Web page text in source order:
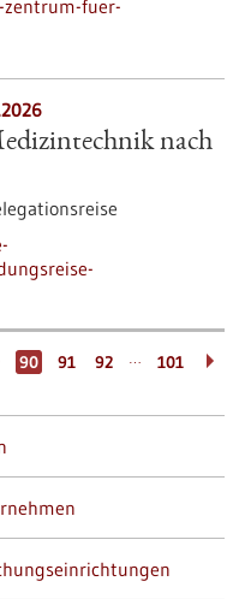
fuer-
nach
90 91 92 … 101